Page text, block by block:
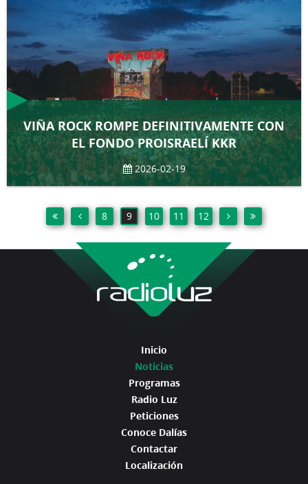
VIÑA ROCK ROMPE DEFINITIVAMENTE CON
EL FONDO PROISRAELÍ KKR
2026-02-19
8 9 10 11 12
Inicio
Noticias
Programas
Radio Luz
Peticiones
Conoce Dalías
Contactar
Localización